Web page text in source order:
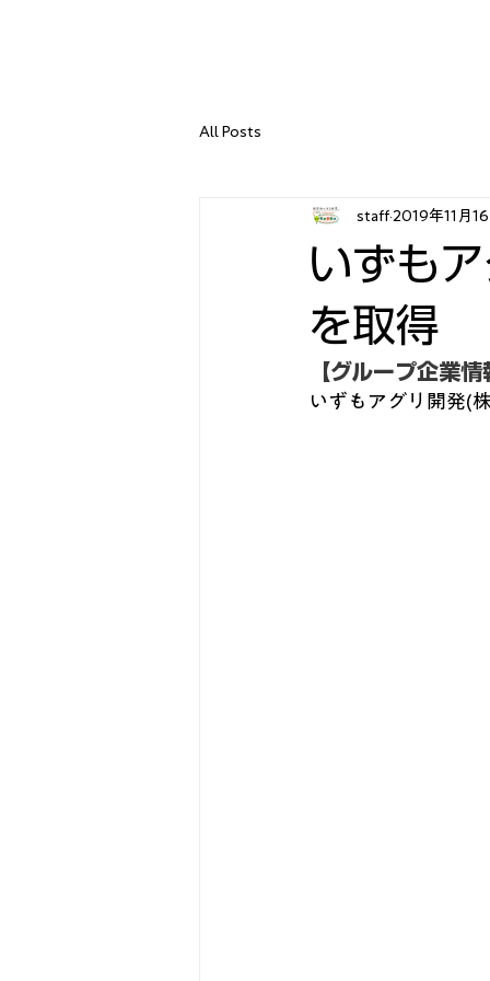
All Posts
いずも
を取得
staff 2019年11月
【グループ企業情
いずもアグリ開発(